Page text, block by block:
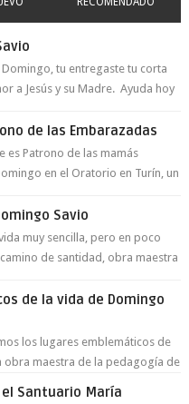
tu entregaste tu corta
a Jesús y su Madre. Ayuda hoy
de las Embarazadas
es Patrono de las mamás
en el Oratorio en Turín, un
Savio
muy sencilla, pero en poco
de santidad, obra maestra
de la vida de Domingo
los lugares emblemáticos de
obra maestra de la pedagogía de
Santuario María